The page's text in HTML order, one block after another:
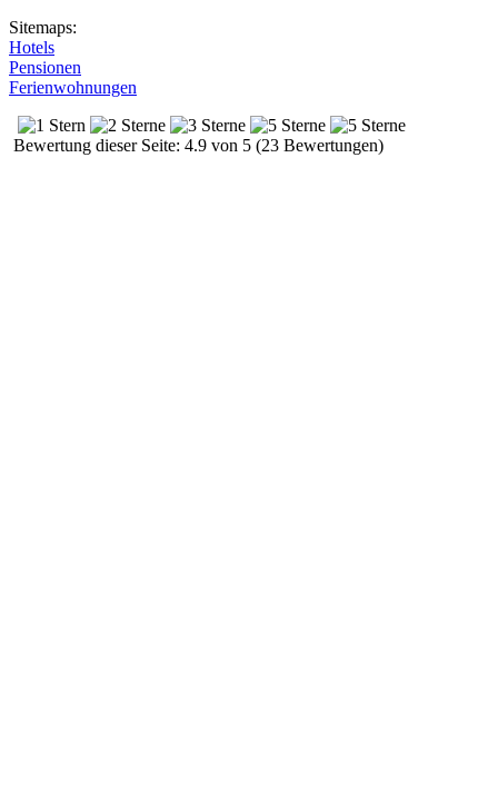
Sitemaps:
Hotels
Pensionen
Ferienwohnungen
Bewertung dieser Seite: 4.9 von 5 (23 Bewertungen)